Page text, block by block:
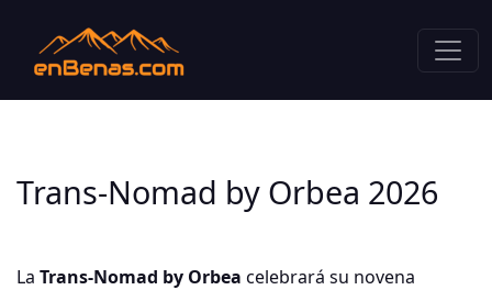
Trans-Nomad by Orbea 2026
La Trans-Nomad by Orbea celebrará su novena